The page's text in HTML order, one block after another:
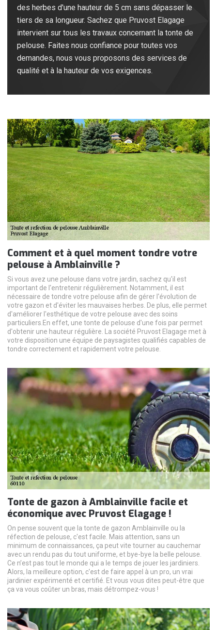
des herbes d'une hauteur de 5 cm sans dépasser le
tiers de sa longueur. Sachez que Pruvost Elagage
intervient sur tous les travaux concernant la tonte de
pelouse. Faites nous confiance pour toutes vos
demandes, nous vous proposons des services de
qualité et à la hauteur de vos exigences.
Comment et à quel moment tondre votre
pelouse à Amblainville ?
Si vous avez une pelouse dans votre jardin, sachez qu'il est
important de l'entretenir régulièrement. Notamment, il est
nécessaire de tondre votre pelouse afin de gérer l'évolution de
votre gazon et d'éviter les mauvaises herbes. De plus, elle permet
d'améliorer l'esthétique de votre pelouse avec des soins
particuliers.En effet, une tonte de pelouse d'une fois par permet
d'obtenir une hauteur régulière. La société Pruvost Elagage met à
votre disposition une équipe de paysagistes qualifiés capables de
tondre correctement et rapidement votre pelouse.
Tonte de gazon à Amblainville facile et
économique avec Pruvost Elagage !
On pense souvent que la tonte de gazon Amblainville ou la
réfection de pelouse, c'est facile. Mais attention, sans un
minimum de connaissances, ça peut vite tourner au cauchemar
avec un rendu pas du tout uniforme, et bye-bye la belle pelouse.
Ce n’est pas tout le monde qui a le temps de jouer les jardiniers.
Alors, la meilleure option, c'est de faire appel à un pro, un vrai
jardinier expérimenté et certifié. Et vous vous dites peut-être que
ça va vous coûter un bras, mais détrompez-vous !